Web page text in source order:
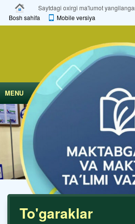
Saytdagi oxirgi ma'lumot
Bosh sahifa
Mobile versiya
MENU
To'garaklar